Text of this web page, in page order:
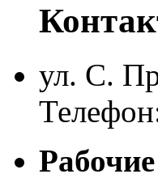
ул. С.